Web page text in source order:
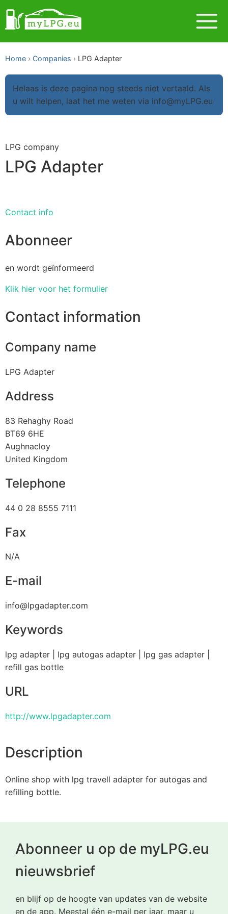
Home Companies LPG Adapter
Helaas is deze pagina nog steeds niet vertaald. Als
u wilt helpen, laat het me weten via info@myLPG.eu
LPG company
LPG Adapter
Contact info
Abonneer
en wordt geïnformeerd
Klik hier voor het formulier
Contact information
Company name
LPG Adapter
Address
83 Rehaghy Road
BT69 6HE
Aughnacloy
United Kingdom
Telephone
44 0 28 8555 7111
Fax
N/A
E-mail
info@lpgadapter.com
Keywords
lpg adapter | lpg autogas adapter | lpg gas adapter |
refill gas bottle
URL
http://www.lpgadapter.com
Description
Online shop with lpg travell adapter for autogas and
refilling bottle.
Abonneer u op de myLPG.eu
nieuwsbrief
en blijf op de hoogte van updates van de website
en de app. Meestal één e-mail per jaar, maar u